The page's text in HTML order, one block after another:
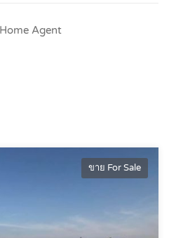
Home Agent
ขาย For Sale